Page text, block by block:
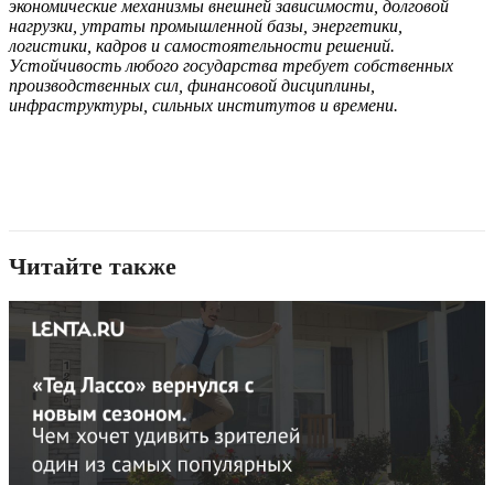
экономические механизмы внешней зависимости, долговой
нагрузки, утраты промышленной базы, энергетики,
логистики, кадров и самостоятельности решений.
Устойчивость любого государства требует собственных
производственных сил, финансовой дисциплины,
инфраструктуры, сильных институтов и времени.
Читайте также